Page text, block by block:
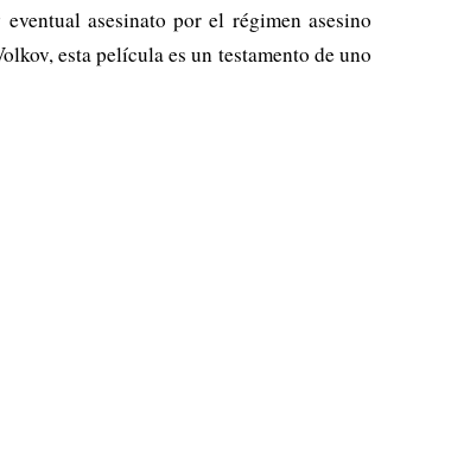
asesinato por el régimen asesino
esta película es un testamento de uno